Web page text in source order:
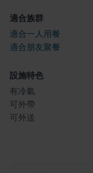
適合族群
適合一人用餐
適合朋友聚餐
設施特色
有冷氣
可外帶
可外送